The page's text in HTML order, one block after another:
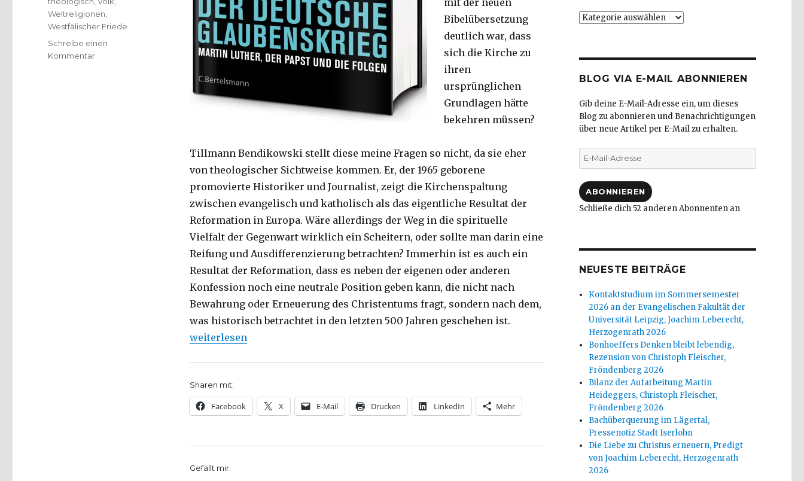
mit der neuen
Bibelübersetzung
deutlich war, dass
sich die Kirche zu
ihren
ursprünglichen
Grundlagen hätte
bekehren müssen?
Tillmann Bendikowski stellt diese meine Fragen so nicht, da sie eher
von theologischer Sichtweise kommen. Er, der 1965 geborene
promovierte Historiker und Journalist, zeigt die Kirchenspaltung
zwischen evangelisch und katholisch als das eigentliche Resultat der
Reformation in Europa. Wäre allerdings der Weg in die spirituelle
Vielfalt der Gegenwart wirklich ein Scheitern, oder sollte man darin eine
Reifung und Ausdifferenzierung betrachten? Immerhin ist es auch ein
Resultat der Reformation, dass es neben der eigenen oder anderen
Konfession noch eine neutrale Position geben kann, die nicht nach
Bewahrung oder Erneuerung des Christentums fragt, sondern nach dem,
was historisch betrachtet in den letzten 500 Jahren geschehen ist.
„Reformation – Gedenken oder Feiern? Rezension von Christoph Fleischer, Welver 2016“
weiterlesen
Sharen mit:
Facebook X E-Mail Drucken LinkedIn Mehr
Gefällt mir:
Weltreligionen
Westfälischer Friede
Schreibe einen
Kommentarzu
Kategorien
BLOG VIA E-MAIL ABONNIEREN
Gib deine E-Mail-Adresse ein, um dieses
Blog zu abonnieren und Benachrichtigungen
über neue Artikel per E-Mail zu erhalten.
E-
Mail-
ABONNIEREN
Schließe dich 52 anderen Abonnenten an
NEUESTE BEITRÄGE
Kontaktstudium im Sommersemester
2026 an der Evangelischen Fakultät der
Universität Leipzig, Joachim Leberecht,
Herzogenrath 2026
Bonhoeffers Denken bleibt lebendig,
Rezension von Christoph Fleischer,
Fröndenberg 2026
Bilanz der Aufarbeitung Martin
Heideggers, Christoph Fleischer,
Fröndenberg 2026
Bachüberquerung im Lägertal,
Pressenotiz Stadt Iserlohn
Die Liebe zu Christus erneuern, Predigt
von Joachim Leberecht, Herzogenrath
2026